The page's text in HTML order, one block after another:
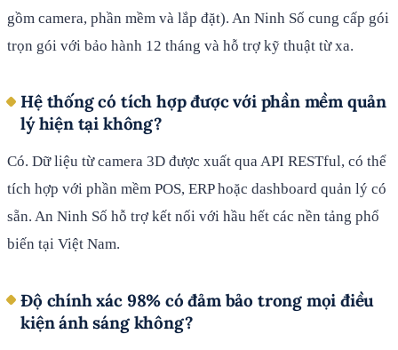
gồm camera, phần mềm và lắp đặt). An Ninh Số cung cấp gói
trọn gói với bảo hành 12 tháng và hỗ trợ kỹ thuật từ xa.
Hệ thống có tích hợp được với phần mềm quản
lý hiện tại không?
Có. Dữ liệu từ camera 3D được xuất qua API RESTful, có thể
tích hợp với phần mềm POS, ERP hoặc dashboard quản lý có
sẵn. An Ninh Số hỗ trợ kết nối với hầu hết các nền tảng phổ
biến tại Việt Nam.
Độ chính xác 98% có đảm bảo trong mọi điều
kiện ánh sáng không?